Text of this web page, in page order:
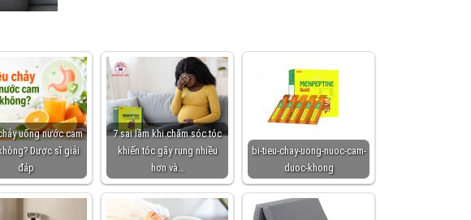
uống nước cam
Dược sĩ giải
đáp
7 sai lầm khi chăm sóc tóc
khiến tóc gãy rụng nhiều
hơn và…
bi-tieu-chay-uong-nuoc-cam-
duoc-khong